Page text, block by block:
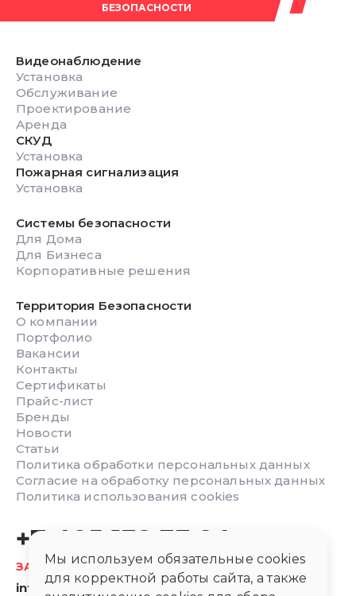
БЕЗОПАСНОСТИ
Видеонаблюдение
Установка
Обслуживание
Проектирование
Аренда
СКУД
Установка
Пожарная сигнализация
Установка
Системы безопасности
Для Дома
Для Бизнеса
Корпоративные решения
Территория Безопасности
О компании
Портфолио
Вакансии
Контакты
Сертификаты
Прайс-лист
Бренды
Новости
Статьи
Политика обработки персональных данных
Согласие на обработку персональных данных
Политика использования cookies
+7 495 132 33 24
ЗАКАЗАТЬ ОБРАТНЫЙ ЗВОНОК
info@safetyarea.ru
Мы используем обязательные cookies
для корректной работы сайта, а также